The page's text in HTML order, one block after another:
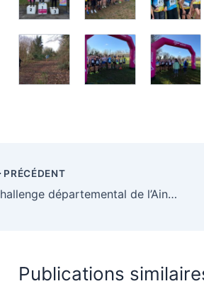
PRÉCÉDENT
Challenge départemental de l’Ain 2025 & challenge de la montagne
Publications